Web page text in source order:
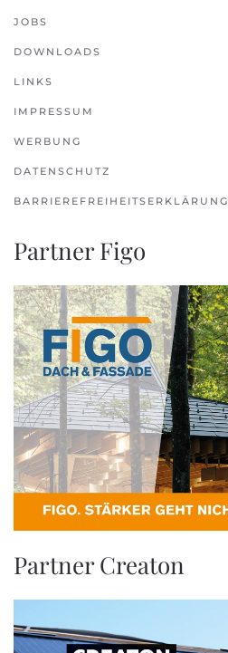
JOBS
DOWNLOADS
LINKS
IMPRESSUM
WERBUNG
DATENSCHUTZ
BARRIEREFREIHEITSERKLÄRUNG
Partner Figo
Partner Creaton